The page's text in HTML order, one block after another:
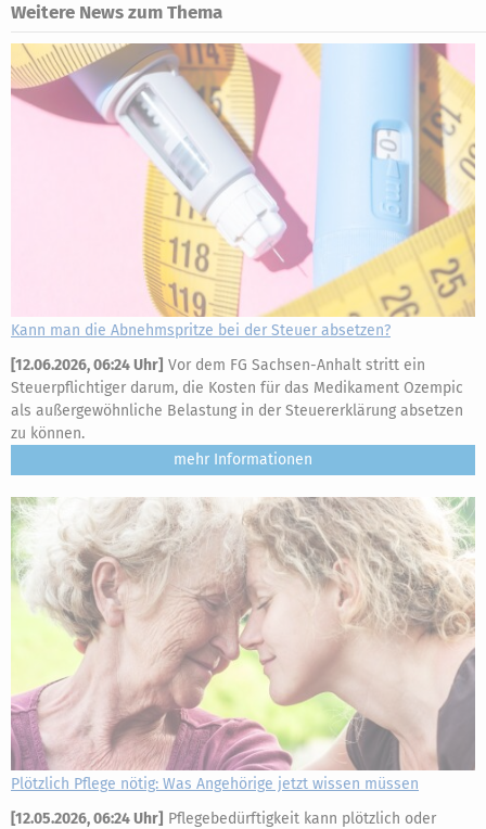
Weitere News zum Thema
Kann man die Abnehmspritze bei der Steuer absetzen?
[12.06.2026, 06:24 Uhr] Vor dem FG Sachsen-Anhalt stritt ein
Steuerpflichtiger darum, die Kosten für das Medikament Ozempic
als außergewöhnliche Belastung in der Steuererklärung absetzen
zu können.
mehr
Plötzlich Pflege nötig: Was Angehörige jetzt wissen müssen
[12.05.2026, 06:24 Uhr] Pflegebedürftigkeit kann plötzlich oder